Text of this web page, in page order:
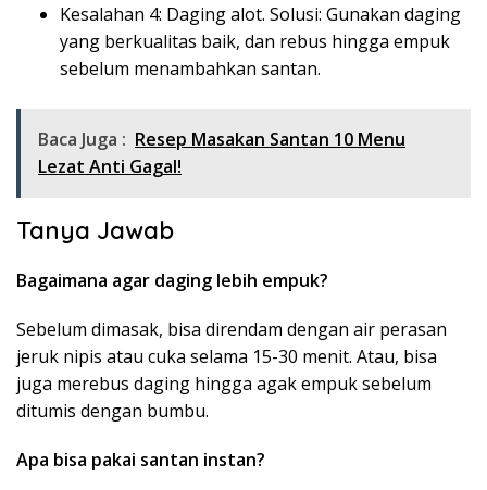
Kesalahan 4: Daging alot. Solusi: Gunakan daging
yang berkualitas baik, dan rebus hingga empuk
sebelum menambahkan santan.
Baca Juga : Resep Masakan Santan 10 Menu
Lezat Anti Gagal!
Tanya Jawab
Bagaimana agar daging lebih empuk?
Sebelum dimasak, bisa direndam dengan air perasan
jeruk nipis atau cuka selama 15-30 menit. Atau, bisa
juga merebus daging hingga agak empuk sebelum
ditumis dengan bumbu.
Apa bisa pakai santan instan?